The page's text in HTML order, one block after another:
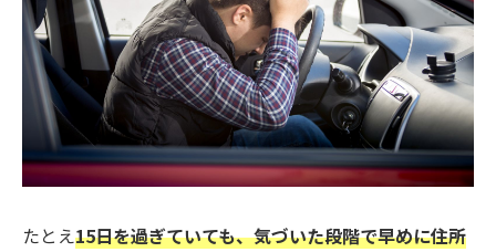
たとえ15日を過ぎていても、気づいた段階で早めに住所